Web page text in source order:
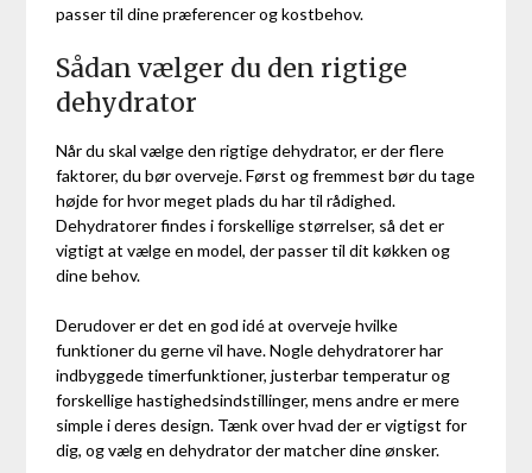
passer til dine præferencer og kostbehov.
Sådan vælger du den rigtige
dehydrator
Når du skal vælge den rigtige dehydrator, er der flere
faktorer, du bør overveje. Først og fremmest bør du tage
højde for hvor meget plads du har til rådighed.
Dehydratorer findes i forskellige størrelser, så det er
vigtigt at vælge en model, der passer til dit køkken og
dine behov.
Derudover er det en god idé at overveje hvilke
funktioner du gerne vil have. Nogle dehydratorer har
indbyggede timerfunktioner, justerbar temperatur og
forskellige hastighedsindstillinger, mens andre er mere
simple i deres design. Tænk over hvad der er vigtigst for
dig, og vælg en dehydrator der matcher dine ønsker.